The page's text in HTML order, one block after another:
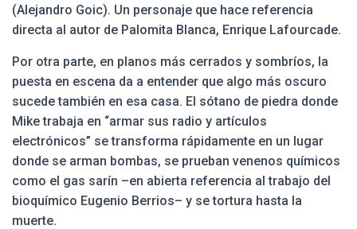
(Alejandro Goic). Un personaje que hace referencia
directa al autor de Palomita Blanca, Enrique Lafourcade.
Por otra parte, en planos más cerrados y sombríos, la
puesta en escena da a entender que algo más oscuro
sucede también en esa casa. El sótano de piedra donde
Mike trabaja en “armar sus radio y artículos
electrónicos” se transforma rápidamente en un lugar
donde se arman bombas, se prueban venenos químicos
como el gas sarín –en abierta referencia al trabajo del
bioquímico Eugenio Berrios– y se tortura hasta la
muerte.